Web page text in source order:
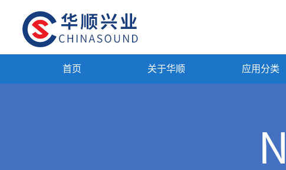
首页 关于华顺 应用分类